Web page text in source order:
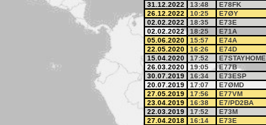
31.12.2022
13:48 E78FK
26.12.2022
10:25 E7ØY
02.02.2022
18:35 E73E
02.02.2022
18:25 E71A
05.06.2020
15:57 E74A
22.05.2020
16:26 E74D
15.04.2020
17:52 E7STAYHOME
26.03.2020
19:05 E77B
30.07.2019
16:34 E73ESP
20.07.2019
17:07 E7ØMD
27.05.2019
17:56 E77VM
23.04.2019
16:38 E7/PD2BA
22.03.2019
17:52 E73M
27.04.2018
16:14 E73E